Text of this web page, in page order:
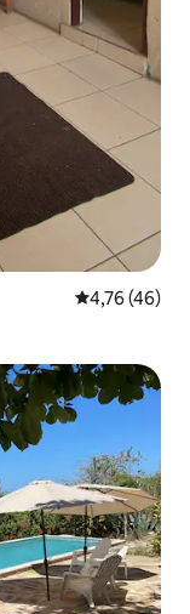
Priemerné
4,76 (46)